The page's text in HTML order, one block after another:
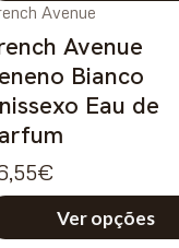
Avenue
Avenue
Bianco
Eau de
Ver opções